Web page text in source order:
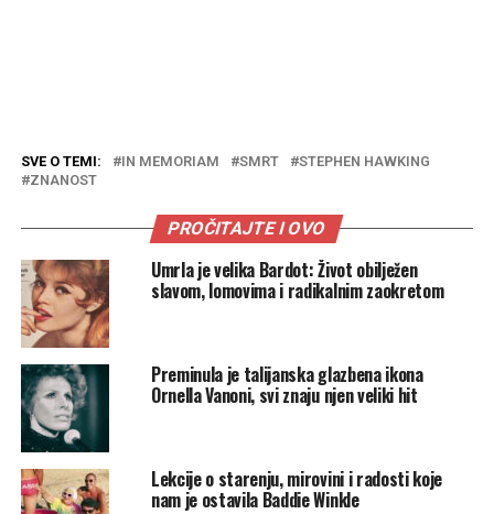
SVE O TEMI: IN MEMORIAM SMRT
STEPHEN HAWKING
ZNANOST
PROČITAJTE I OVO
Umrla je velika Bardot: Život obilježen
slavom, lomovima i radikalnim zaokretom
Preminula je talijanska glazbena ikona
Ornella Vanoni, svi znaju njen veliki hit
Lekcije o starenju, mirovini i radosti koje
nam je ostavila Baddie Winkle